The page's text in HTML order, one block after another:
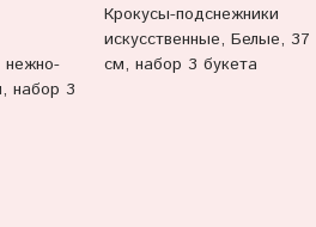
нежно-
набор 3
Крокусы-подснежники
искусственные, Белые, 37
см, набор 3 букета